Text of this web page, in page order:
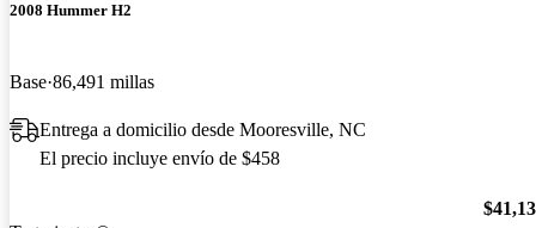
2008 Hummer H2
Base 86,491 millas
Entrega a domicilio desde Mooresville, NC
El precio incluye envío de $458